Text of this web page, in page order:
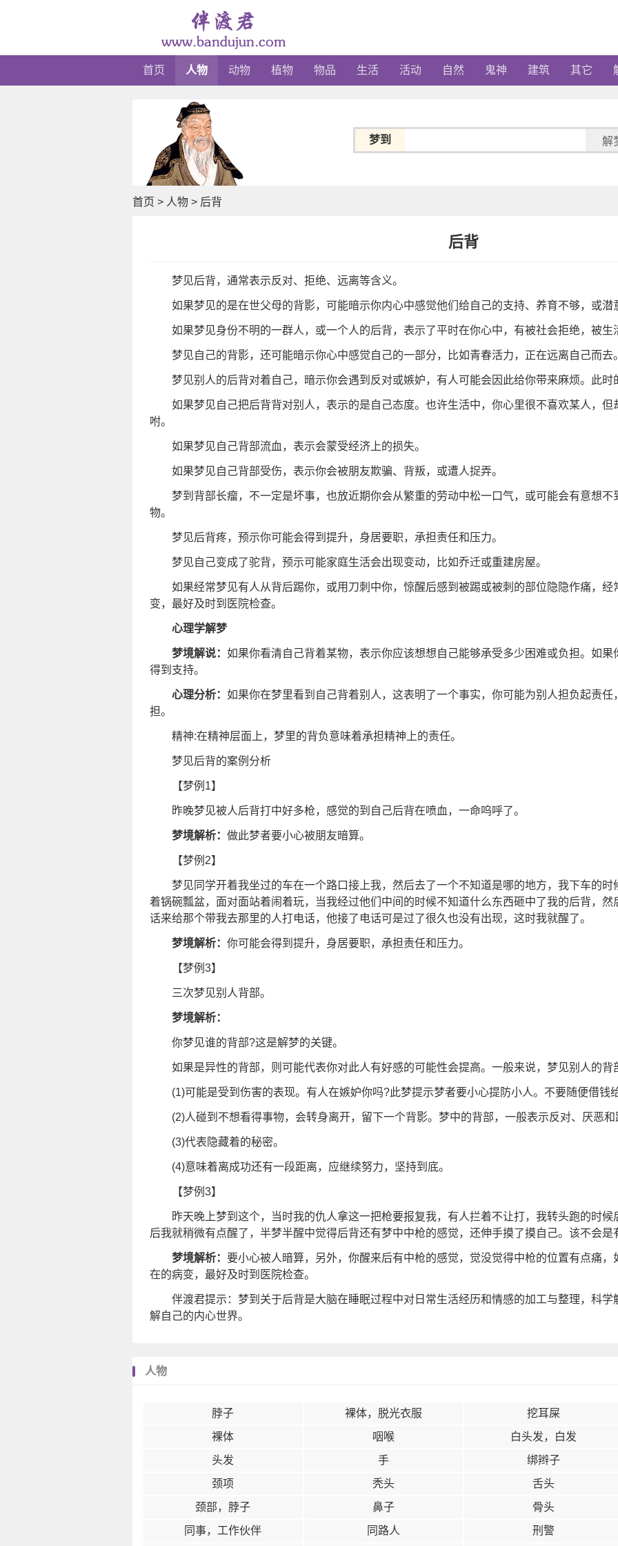
首页 人物 动物 植物 物品 生活 活动 自然 鬼神 建筑 其它
梦到 解
首页 > 人物 > 后背
后背
梦见后背，通常表示反对、拒绝、远离等含义。
如果梦见的是在世父母的背影，可能暗示你内心中感觉他们给自己的支持、养育不够，或
如果梦见身份不明的一群人，或一个人的后背，表示了平时在你心中，有被社会拒绝，被生
梦见自己的背影，还可能暗示你心中感觉自己的一部分，比如青春活力，正在远离自己而去
梦见别人的后背对着自己，暗示你会遇到反对或嫉妒，有人可能会因此给你带来麻烦。此
如果梦见自己把后背背对别人，表示的是自己态度。也许生活中，你心里很不喜欢某人，
咐。
如果梦见自己背部流血，表示会蒙受经济上的损失。
如果梦见自己背部受伤，表示你会被朋友欺骗、背叛，或遭人捉弄。
梦到背部长瘤，不一定是坏事，也放近期你会从繁重的劳动中松一口气，或可能会有意想
物。
梦见后背疼，预示你可能会得到提升，身居要职，承担责任和压力。
梦见自己变成了驼背，预示可能家庭生活会出现变动，比如乔迁或重建房屋。
如果经常梦见有人从背后踢你，或用刀刺中你，惊醒后感到被踢或被刺的部位隐隐作痛，
变，最好及时到医院检查。
心理学解梦
梦境解说： 如果你看清自己背着某物，表示你应该想想自己能够承受多少困难或负担。如
得到支持。
心理分析： 如果你在梦里看到自己背着别人，这表明了一个事实，你可能为别人担负起责
担。
精神:在精神层面上，梦里的背负意味着承担精神上的责任。
梦见后背的案例分析
【梦例1】
昨晚梦见被人后背打中好多枪，感觉的到自己后背在喷血，一命呜呼了。
梦境解析： 做此梦者要小心被朋友暗算。
【梦例2】
梦见同学开着我坐过的车在一个路口接上我，然后去了一个不知道是哪的地方，我下车的
着锅碗瓢盆，面对面站着闹着玩，当我经过他们中间的时候不知道什么东西砸中了我的后背，
话来给那个带我去那里的人打电话，他接了电话可是过了很久也没有出现，这时我就醒了。
梦境解析： 你可能会得到提升，身居要职，承担责任和压力。
【梦例3】
三次梦见别人背部。
梦境解析：
你梦见谁的背部?这是解梦的关键。
如果是异性的背部，则可能代表你对此人有好感的可能性会提高。一般来说，梦见别人的背
(1)可能是受到伤害的表现。有人在嫉妒你吗?此梦提示梦者要小心提防小人。不要随便借钱
(2)人碰到不想看得事物，会转身离开，留下一个背影。梦中的背部，一般表示反对、厌恶和
(3)代表隐藏着的秘密。
(4)意味着离成功还有一段距离，应继续努力，坚持到底。
【梦例3】
昨天晚上梦到这个，当时我的仇人拿这一把枪要报复我，有人拦着不让打，我转头跑的时
后我就稍微有点醒了，半梦半醒中觉得后背还有梦中中枪的感觉，还伸手摸了摸自己。该不会是
梦境解析： 要小心被人暗算，另外，你醒来后有中枪的感觉，觉没觉得中枪的位置有点痛
在的病变，最好及时到医院检查。
伴渡君提示：梦到关于后背是大脑在睡眠过程中对日常生活经历和情感的加工与整理，科
解自己的内心世界。
人物
脖子 裸体，脱光衣服
挖耳屎
裸体
咽喉
白头发，白发
头发
手
绑辫子
颈项
秃头
舌头
颈部，脖子
鼻子
骨头
同事，工作伙伴
同路人
刑警